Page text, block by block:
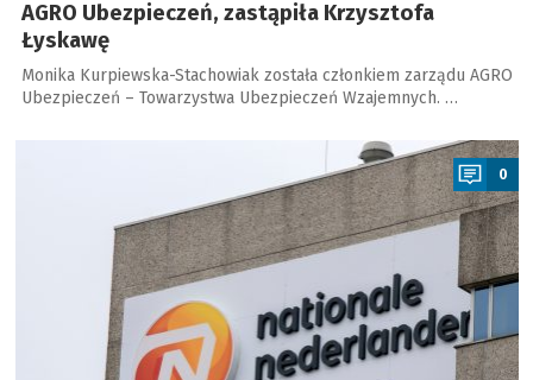
AGRO Ubezpieczeń, zastąpiła Krzysztofa
Łyskawę
Monika Kurpiewska-Stachowiak została członkiem zarządu AGRO
Ubezpieczeń – Towarzystwa Ubezpieczeń Wzajemnych. …
0